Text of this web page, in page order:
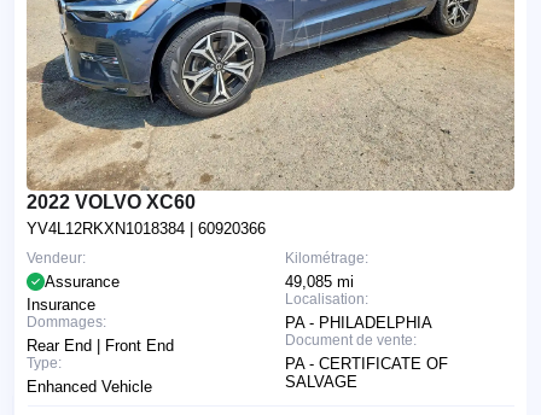
2022 VOLVO XC60
YV4L12RKXN1018384 | 60920366
Kilométrage:
49,085 mi
Localisation:
PA - PHILADELPHIA
Document de vente:
PA - CERTIFICATE OF
SALVAGE
Vendeur:
Assurance
Insurance
Dommages:
Rear End | Front End
Type:
Enhanced Vehicle